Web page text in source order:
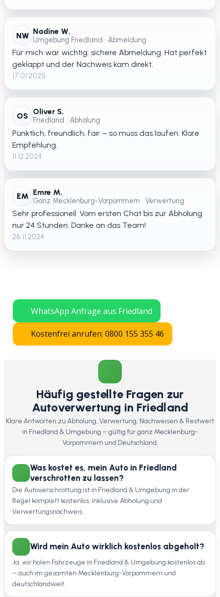
NW Nadine W.
Umgebung Friedland • Abmeldung
Für mich war wichtig: sichere Abmeldung. Hat perfekt
geklappt und der Nachweis kam direkt.
17.01.2025
OS Oliver S.
Friedland • Abholung
Pünktlich, freundlich, fair – so muss das laufen. Klare
Empfehlung.
11.12.2024
EM Emre M.
Ganz Mecklenburg-Vorpommern • Verwertung
Sehr professionell. Vom ersten Chat bis zur Abholung
nur 24 Stunden. Danke an das Team!
26.11.2024
WhatsApp Anfrage aus Friedland
Kostenfrei anrufen: 0800 155 355 46
Häufig gestellte Fragen zur
Autoverwertung in Friedland
Klare Antworten zu Abholung, Verwertung, Nachweisen & Restwert
in Friedland & Umgebung – gültig für ganz Mecklenburg-
Vorpommern und Deutschland.
Was kostet es, mein Auto in Friedland
verschrotten zu lassen?
Die Autoverschrottung ist in Friedland & Umgebung in der
Regel komplett kostenlos, inklusive Abholung und
Verwertungsnachweis.
Wird mein Auto wirklich kostenlos abgeholt?
Ja, wir holen Fahrzeuge in Friedland & Umgebung kostenlos ab
– auch im gesamten Mecklenburg-Vorpommern und
deutschlandweit.